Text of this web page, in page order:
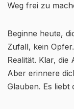
Weg frei zu
Beginne heute,
Zufall, kein
Realität. Klar, die
Aber erinnere
Glauben. Es liebt